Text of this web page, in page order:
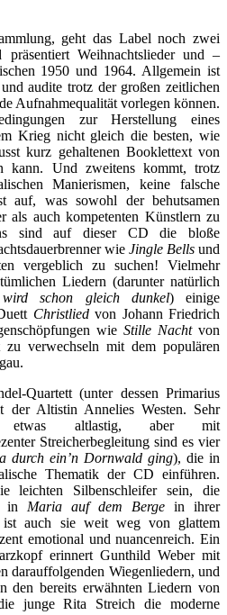
geht das Label noch zwei
Weihnachtslieder und –
1950 und 1964. Allgemein ist
audite trotz der großen zeitlichen
Aufnahmequalität vorlegen können.
zur Herstellung eines
Krieg nicht gleich die besten, wie
kurz gehaltenen Booklettext von
kann. Und zweitens kommt, trotz
Manierismen, keine falsche
auf, was sowohl der behutsamen
als auch kompetenten Künstlern zu
sind auf dieser CD die bloße
wie Jingle Bells und
vergeblich zu suchen! Vielmehr
Liedern (darunter natürlich
schon gleich dunkel) einige
Christliedvon Johann Friedrich
wie Stille Nacht von
verwechseln mit dem populären
Quartett (unter dessen Primarius
der Altistin Annelies Westen. Sehr
etwas altlastig, aber mit
Streicherbegleitung sind es vier
durch ein’n Dornwald ging), die in
Thematik der CD einführen.
leichten Silbenschleifer sein, die
in Maria auf dem Berge in ihrer
ist auch sie weit weg von glattem
emotional und nuancenreich. Ein
erinnert Gunthild Weber mit
darauffolgenden Wiegenliedern, und
den bereits erwähnten Liedern von
junge Rita Streich die moderne